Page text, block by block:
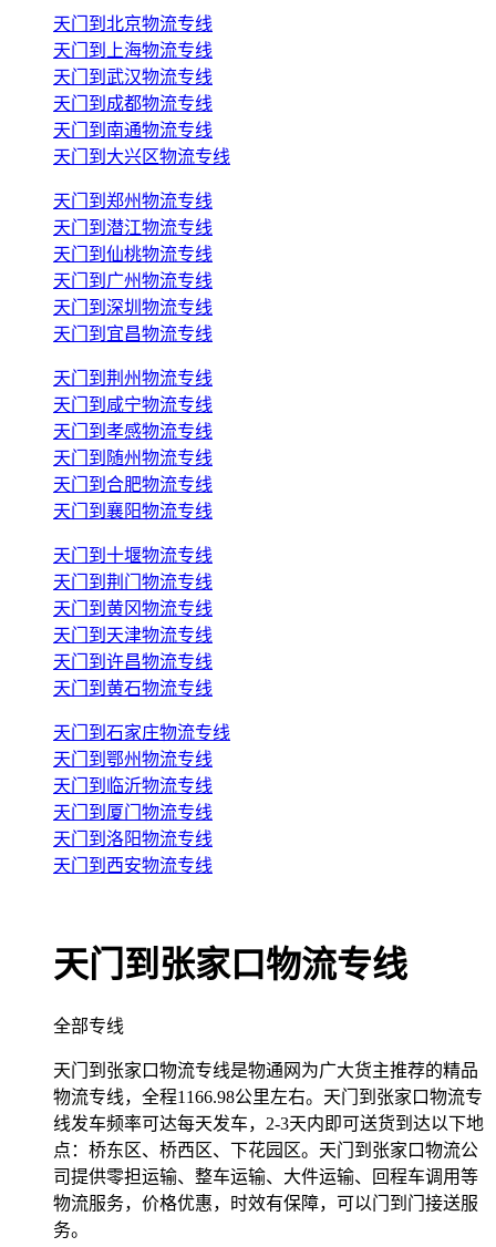
天门到北京物流专线
天门到上海物流专线
天门到武汉物流专线
天门到成都物流专线
天门到南通物流专线
天门到大兴区物流专线
天门到郑州物流专线
天门到潜江物流专线
天门到仙桃物流专线
天门到广州物流专线
天门到深圳物流专线
天门到宜昌物流专线
天门到荆州物流专线
天门到咸宁物流专线
天门到孝感物流专线
天门到随州物流专线
天门到合肥物流专线
天门到襄阳物流专线
天门到十堰物流专线
天门到荆门物流专线
天门到黄冈物流专线
天门到天津物流专线
天门到许昌物流专线
天门到黄石物流专线
天门到石家庄物流专线
天门到鄂州物流专线
天门到临沂物流专线
天门到厦门物流专线
天门到洛阳物流专线
天门到西安物流专线
天门到张家口物流专线
全部专线
天门到张家口物流专线是物通网为广大货主推荐的精品
物流专线，全程1166.98公里左右。天门到张家口物流专
线发车频率可达每天发车，2-3天内即可送货到达以下地
点：桥东区、桥西区、下花园区。天门到张家口物流公
司提供零担运输、整车运输、大件运输、回程车调用等
物流服务，价格优惠，时效有保障，可以门到门接送服
务。